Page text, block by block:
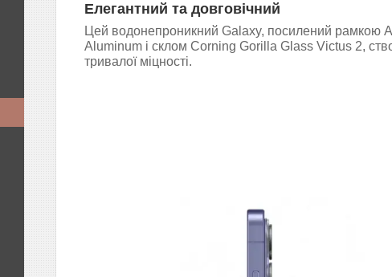
Елегантний та довговічний
Цей водонепроникний Galaxy, посилений рамкою
Aluminum і склом Corning Gorilla Glass Victus 2,
тривалої міцності.